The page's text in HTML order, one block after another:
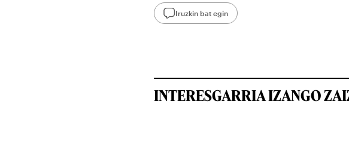
Iruzkin bat egin
INTERESGARRIA IZANGO